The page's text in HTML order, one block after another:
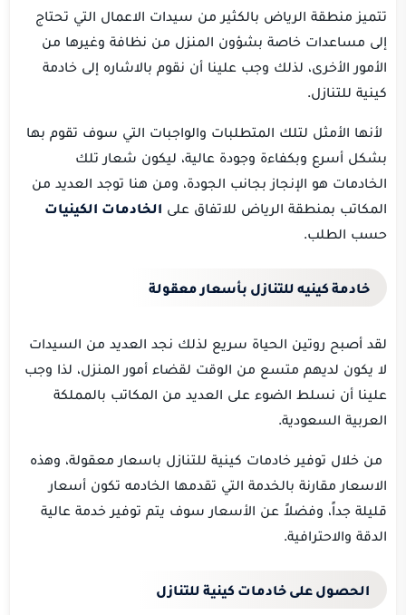
تتميز منطقة الرياض بالكثير من سيدات الاعمال التي تحتاج
إلى مساعدات خاصة بشؤون المنزل من نظافة وغيرها من
الأمور الأخرى، لذلك وجب علينا أن نقوم بالاشاره إلى خادمة
كينية للتنازل.
لأنها الأمثل لتلك المتطلبات والواجبات التي سوف تقوم بها
بشكل أسرع وبكفاءة وجودة عالية، ليكون شعار تلك
الخادمات هو الإنجاز بجانب الجودة، ومن هنا توجد العديد من
المكاتب بمنطقة الرياض للاتفاق على الخادمات الكينيات
حسب الطلب.
خادمة كينيه للتنازل بأسعار معقولة
لقد أصبح روتين الحياة سريع لذلك نجد العديد من السيدات
لا يكون لديهم متسع من الوقت لقضاء أمور المنزل، لذا وجب
علينا أن نسلط الضوء على العديد من المكاتب بالمملكة
العربية السعودية.
من خلال توفير خادمات كينية للتنازل باسعار معقولة، وهذه
الاسعار مقارنة بالخدمة التي تقدمها الخادمه تكون أسعار
قليلة جداً، وفضلاً عن الأسعار سوف يتم توفير خدمة عالية
الدقة والاحترافية.
الحصول على خادمات كينية للتنازل